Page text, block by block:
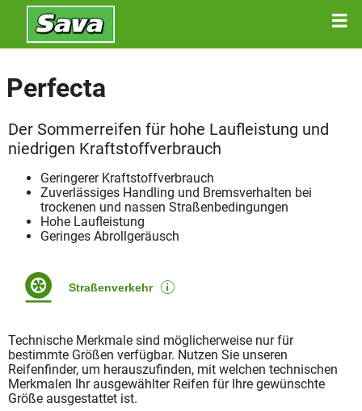
Perfecta
Der Sommerreifen für hohe Laufleistung und
niedrigen Kraftstoffverbrauch
Geringerer Kraftstoffverbrauch
Zuverlässiges Handling und Bremsverhalten bei
trockenen und nassen Straßenbedingungen
Hohe Laufleistung
Geringes Abrollgeräusch
Straßenverkehr
Technische Merkmale sind möglicherweise nur für
bestimmte Größen verfügbar. Nutzen Sie unseren
Reifenfinder, um herauszufinden, mit welchen technischen
Merkmalen Ihr ausgewählter Reifen für Ihre gewünschte
Größe ausgestattet ist.